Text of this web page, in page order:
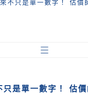
不只是單一數字！ 估價
只是單一數字！ 估